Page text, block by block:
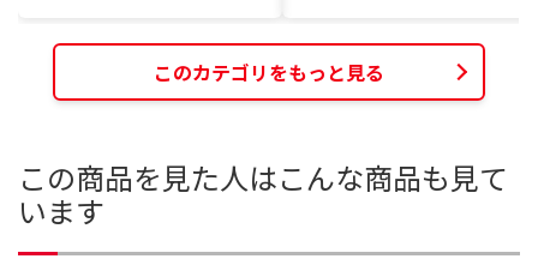
このカテゴリをもっと見る
この商品を見た人はこんな商品も見て
います